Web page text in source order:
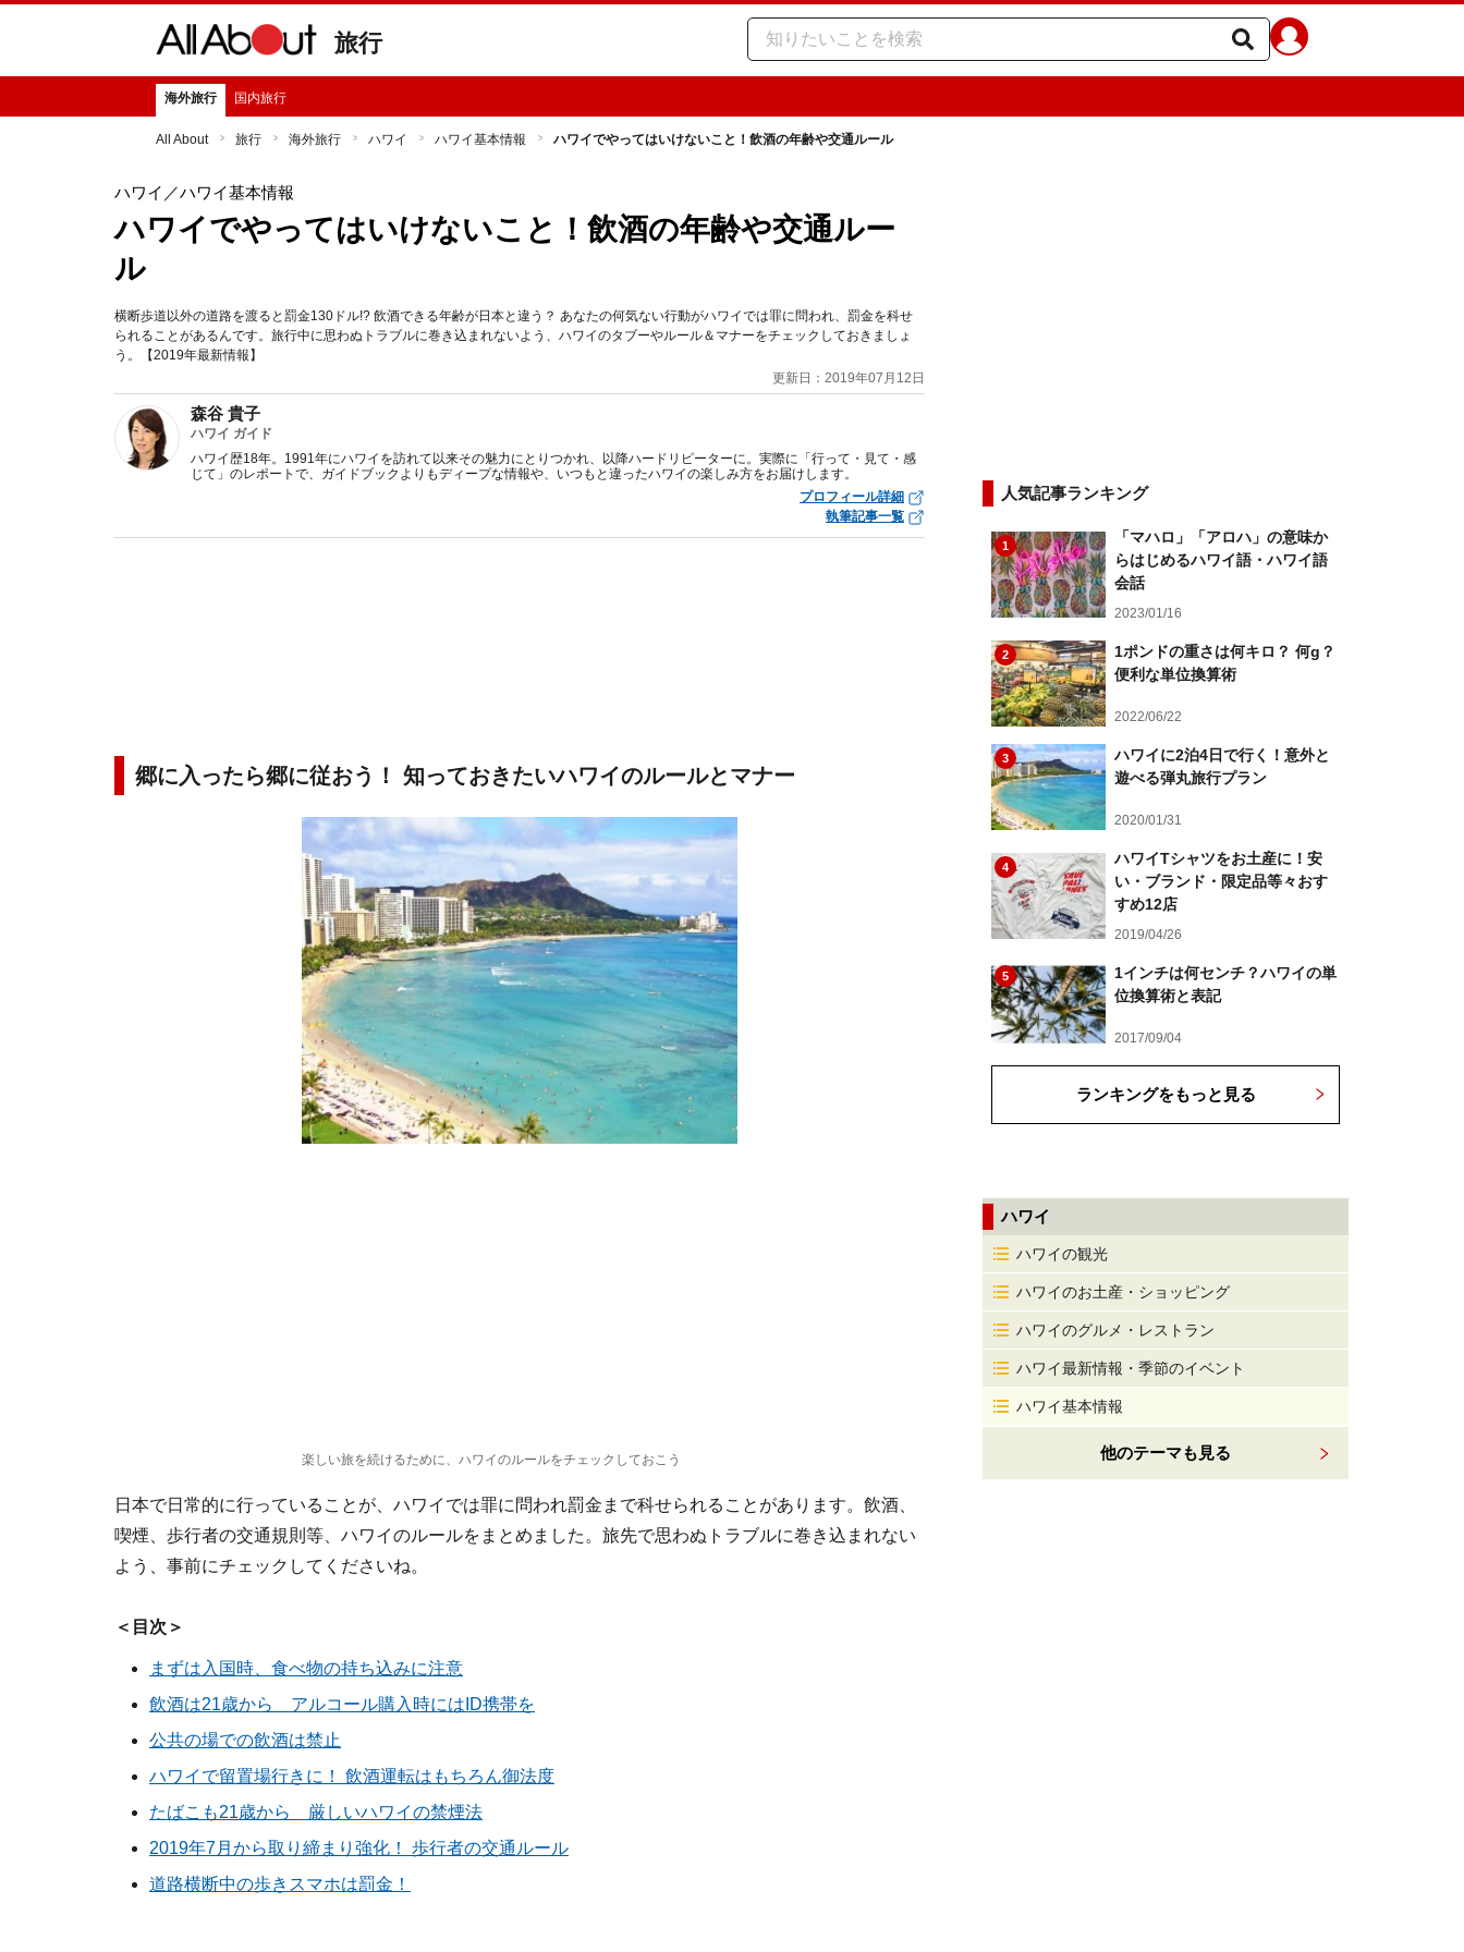
旅行
海外旅行 国内旅行
All About 旅行 海外旅行 ハワイ ハワイ基本情報 ハワイでやってはいけないこと！飲酒の年齢や交通ルール
ハワイ ／ハワイ基本情報
ハワイでやってはいけないこと！飲酒の年齢や交通ルー
ル
横断歩道以外の道路を渡ると罰金130ドル!? 飲酒できる年齢が日本と違う？ あなたの何気ない行動がハワイでは罪に問われ、罰金を科せ
られることがあるんです。旅行中に思わぬトラブルに巻き込まれないよう、ハワイのタブーやルール＆マナーをチェックしておきましょ
う。【2019年最新情報】
更新日：2019年07月12日
森谷 貴子
ハワイ ガイド
ハワイ歴18年。1991年にハワイを訪れて以来その魅力にとりつかれ、以降ハードリピーターに。実際に「行って・見て・感
じて」のレポートで、ガイドブックよりもディープな情報や、いつもと違ったハワイの楽しみ方をお届けします。
プロフィール詳細
執筆記事一覧
郷に入ったら郷に従おう！ 知っておきたいハワイのルールとマナー
楽しい旅を続けるために、ハワイのルールをチェックしておこう
日本で日常的に行っていることが、ハワイでは罪に問われ罰金まで科せられることがあります。飲酒、
喫煙、歩行者の交通規則等、ハワイのルールをまとめました。旅先で思わぬトラブルに巻き込まれない
よう、事前にチェックしてくださいね。
＜目次＞
まずは入国時、食べ物の持ち込みに注意
飲酒は21歳から アルコール購入時にはID携帯を
公共の場での飲酒は禁止
ハワイで留置場行きに！ 飲酒運転はもちろん御法度
たばこも21歳から 厳しいハワイの禁煙法
2019年7月から取り締まり強化！ 歩行者の交通ルール
道路横断中の歩きスマホは罰金！
人気記事ランキング
1
「マハロ」「アロハ」の意味か
らはじめるハワイ語・ハワイ語
会話
2023/01/16
2
1ポンドの重さは何キロ？ 何g？
便利な単位換算術
2022/06/22
3
ハワイに2泊4日で行く！意外と
遊べる弾丸旅行プラン
2020/01/31
4
ハワイTシャツをお土産に！安
い・ブランド・限定品等々おす
すめ12店
2019/04/26
5
1インチは何センチ？ハワイの単
位換算術と表記
2017/09/04
ランキングをもっと見る
ハワイ
ハワイの観光
ハワイのお土産・ショッピング
ハワイのグルメ・レストラン
ハワイ最新情報・季節のイベント
ハワイ基本情報
他のテーマも見る